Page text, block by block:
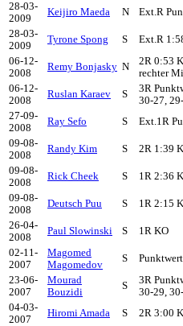
28-03-
2009
Keijiro Maeda N Ext.R
28-03-
2009
Tyrone Spong S Ext.R
06-12-
2008
Remy Bonjasky N
2R 0:53
rechter
06-12-
2008
Ruslan Karaev S
3R
30-27,
27-09-
2008
Ray Sefo S Ext.1R
09-08-
2008
Randy Kim S 2R 1:39
09-08-
2008
Rick Cheek S 1R 2:36
09-08-
2008
Deutsch Puu S 1R 2:15
26-04-
2008
Paul Slowinski S 1R KO
02-11-
2007
Magomed
Magomedov
S
23-06-
2007
Mourad
Bouzidi
S
3R
30-29,
04-03-
2007
Hiromi Amada S 2R 3:00